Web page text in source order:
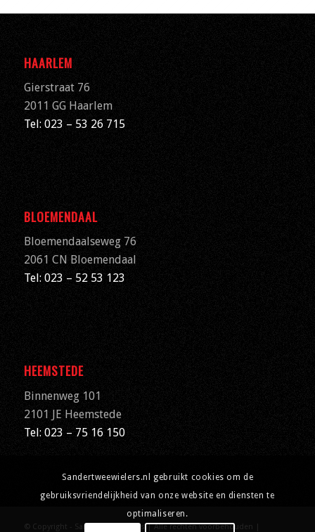
HAARLEM
Gierstraat 76
2011 GG Haarlem
Tel: 023 – 53 26 715
BLOEMENDAAL
Bloemendaalseweg 76
2061 CN Bloemendaal
Tel: 023 – 52 53 123
HEEMSTEDE
Binnenweg 101
2101 JE Heemstede
Tel: 023 – 75 16 150
© Copyright - Sander Tweewielers | Alle rechten voorbehouden |
Sandertweewielers.nl gebruikt cookies om de
gebruiksvriendelijkheid van onze website en diensten te
optimaliseren.